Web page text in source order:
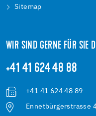
Sitemap
WIR SIND GERNE FÜR SIE
+41 41 624 48 88
+41 41 624 48 89
Ennetbürgerstrasse